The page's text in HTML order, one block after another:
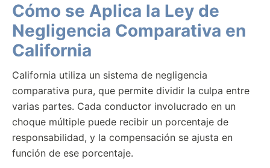
Cómo se Aplica la Ley de
Negligencia Comparativa en
California
California utiliza un sistema de negligencia
comparativa pura, que permite dividir la culpa entre
varias partes. Cada conductor involucrado en un
choque múltiple puede recibir un porcentaje de
responsabilidad, y la compensación se ajusta en
función de ese porcentaje.